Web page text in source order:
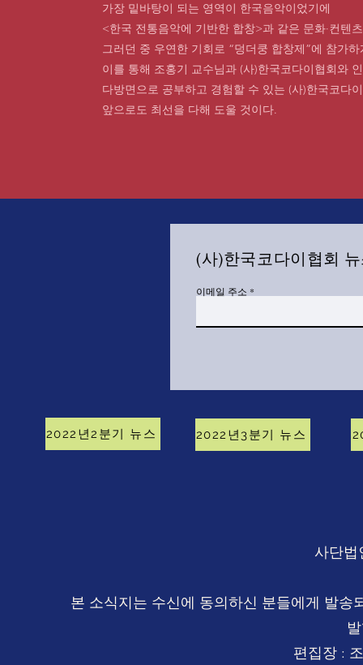
가장 밑바탕이 되는 영역이 한국음악이었기에
<한국 전통음악에 기반한 합창>과 같은 문화·컨텐
그러던 중 우연한 기회로 “덩더쿵 합창제”에 참가
이를 통해 조홍기 교수님과 (사)한국코다이협회와
다방면으로 공부하고 경험할 수 있는 (사)한국코다
앞으로도 최선을 다해 도울 것이다.
(사)한국코다이협회
이메일 주소
2022년2분기 뉴스 2022년3분기 뉴스
사단법
본 소식지는 수신에 동의하신 분들에게 발
편집장 :